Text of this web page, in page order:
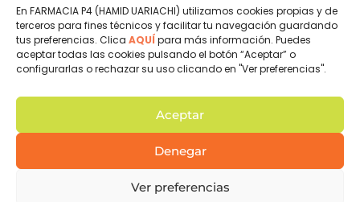
En FARMACIA P4 (HAMID UARIACHI) utilizamos cookies propias y de
terceros para fines técnicos y facilitar tu navegación guardando
tus preferencias. Clica AQUÍpara más información. Puedes
aceptar todas las cookies pulsando el botón “Aceptar” o
configurarlas o rechazar su uso clicando en "Ver preferencias".
Aceptar
Denegar
Ver preferencias
Contacto
SÍGUENOS EN REDES SOCIALES
No te pierdas nuestrosconsejos farmacéuticos y
farmaciap4almunecar
Farmacia P4 © - Todos los derechos reservados 2024